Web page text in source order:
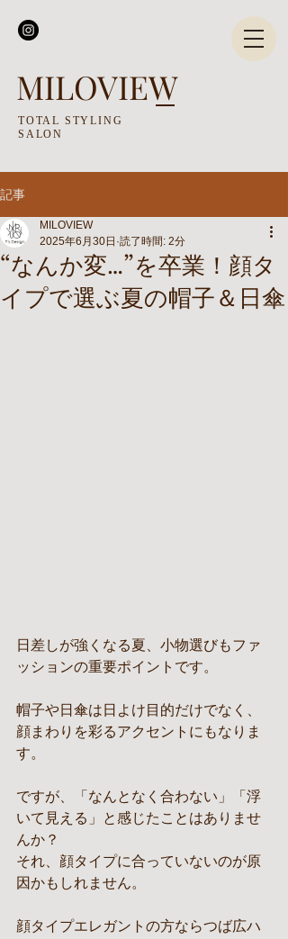
MILOVIEW
TOTAL STYLING
SALON
記事
“なんか変…”を卒業！顔タ
イプで選ぶ夏の帽子＆日傘
MILOVIEW
2025年6月30日 読了時間: 2分
日差しが強くなる夏、小物選びもファ
ッションの重要ポイントです。
帽子や日傘は日よけ目的だけでなく、
顔まわりを彩るアクセントにもなりま
す。
ですが、「なんとなく合わない」「浮
いて見える」と感じたことはありませ
んか？
それ、顔タイプに合っていないのが原
因かもしれません。
顔タイプエレガントの方ならつば広ハ